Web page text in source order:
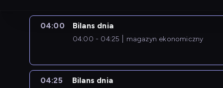
04:00 Bilans dnia
04:00 - 04:25 magazyn ekonomiczny
04:25 Bilans dnia